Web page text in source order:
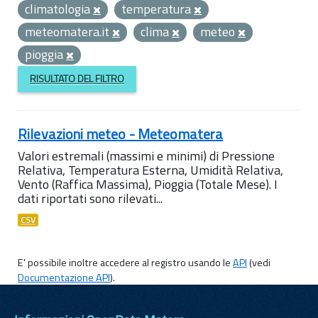
climatologia
temperatura
meteomatera.it
clima
meteo
pioggia
RISULTATO DEL FILTRO
Rilevazioni meteo - Meteomatera
Valori estremali (massimi e minimi) di Pressione
Relativa, Temperatura Esterna, Umidità Relativa,
Vento (Raffica Massima), Pioggia (Totale Mese). I
dati riportati sono rilevati...
CSV
E' possibile inoltre accedere al registro usando leAPI(vedi
Documentazione API).